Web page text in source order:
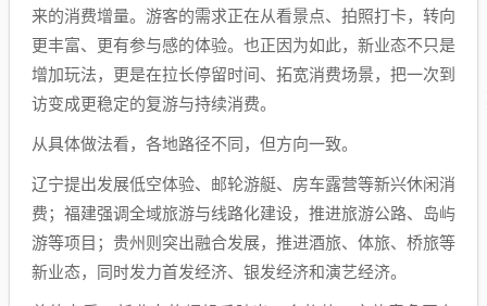
来的消费增量。游客的需求正在从看景点、拍照打卡，转向
更丰富、更有参与感的体验。也正因为如此，新业态不只是
增加玩法，更是在拉长停留时间、拓宽消费场景，把一次到
访变成更稳定的复游与持续消费。
从具体做法看，各地路径不同，但方向一致。
辽宁提出发展低空体验、邮轮游艇、房车露营等新兴休闲消
费；福建强调全域旅游与线路化建设，推进旅游公路、岛屿
游等项目；贵州则突出融合发展，推进酒旅、体旅、桥旅等
新业态，同时发力首发经济、银发经济和演艺经济。